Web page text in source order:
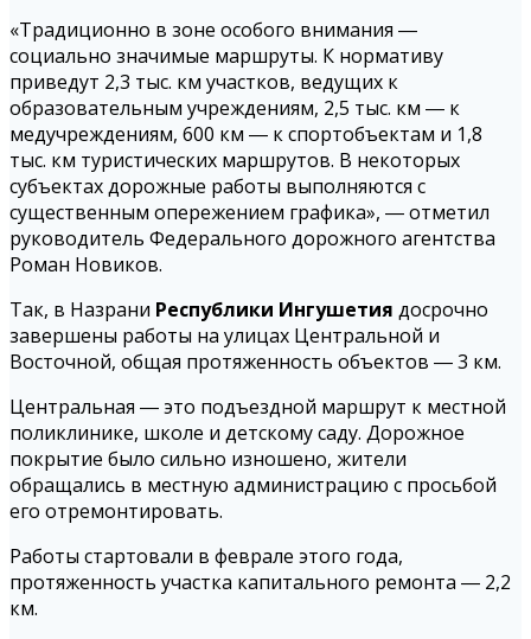
«Традиционно в зоне особого внимания ―
социально значимые маршруты. К нормативу
приведут 2,3 тыс. км участков, ведущих к
образовательным учреждениям, 2,5 тыс. км ― к
медучреждениям, 600 км ― к спортобъектам и 1,8
тыс. км туристических маршрутов. В некоторых
субъектах дорожные работы выполняются с
существенным опережением графика», ― отметил
руководитель Федерального дорожного агентства
Роман Новиков.
Так, в Назрани Республики Ингушетия досрочно
завершены работы на улицах Центральной и
Восточной, общая протяженность объектов ― 3 км.
Центральная ― это подъездной маршрут к местной
поликлинике, школе и детскому саду. Дорожное
покрытие было сильно изношено, жители
обращались в местную администрацию с просьбой
его отремонтировать.
Работы стартовали в феврале этого года,
протяженность участка капитального ремонта ― 2,2
км.